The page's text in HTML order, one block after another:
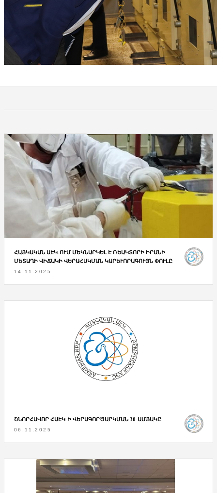
ՀԱՅԿԱԿԱՆ ԱԷԿ-ՈՒՄ ՄԵԿՆԱՐԿԵԼ Է ՌԵԱԿՏՈՐԻ ԻՐԱՆԻ
ՄԵՏԱՂԻ ՎԻՃԱԿԻ ՎԵՐԱՀՍԿՄԱՆ ԿԱՐԵՒՈՐԱԳՈՒՅՆ ՓՈՒԼԸ
14.11.2025
ՇՆՈՐՀԱՎՈՐ ՀԱԷԿ-Ի ՎԵՐԱԳՈՐԾԱՐԿՄԱՆ 30-ԱՄՅԱԿԸ
06.11.2025